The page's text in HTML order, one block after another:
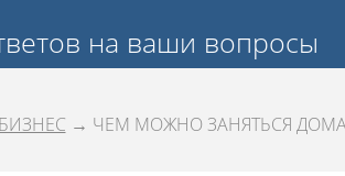
на ваши вопросы
→ ЧЕМ МОЖНО ЗАНЯТЬСЯ